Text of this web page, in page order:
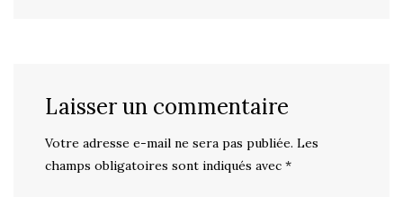
Laisser un commentaire
Votre adresse e-mail ne sera pas publiée. Les
champs obligatoires sont indiqués avec *